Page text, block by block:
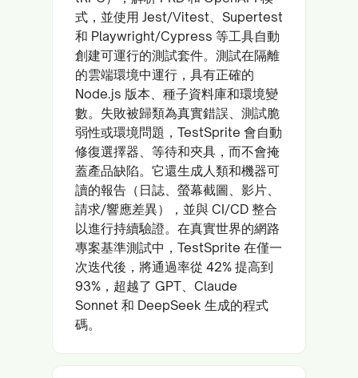
式，並使用 Jest/Vitest、Supertest
和 Playwright/Cypress 等工具自動
創建可運行的測試套件。測試在隔離
的雲端環境中運行，具有正確的
Node.js 版本、種子資料庫和環境變
數。失敗被歸類為真實錯誤、測試脆
弱性或環境問題，TestSprite 會自動
修復選擇器、等待和夾具，而不會掩
蓋產品缺陷。它還生成人類和機器可
讀的報告（日誌、螢幕截圖、影片、
請求/響應差異），並與 CI/CD 整合
以進行持續驗證。在真實世界的網路
專案基準測試中，TestSprite 在僅一
次迭代後，將通過率從 42% 提高到
93%，超越了 GPT、Claude
Sonnet 和 DeepSeek 生成的程式
碼。